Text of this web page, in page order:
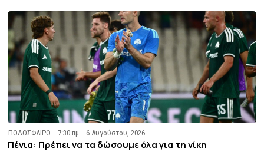
ΠΟΔΟΣΦΑΙΡΟ 7:30 πμ 6 Αυγούστου, 2026
Πένια: Πρέπει να τα δώσουμε όλα για τη νίκη